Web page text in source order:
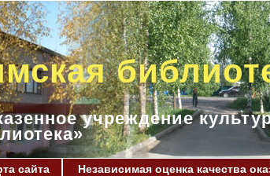
учреждение
сайта Независимая оценка качества